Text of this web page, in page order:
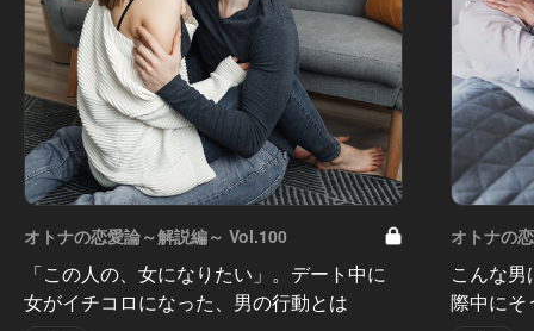
オトナの恋愛論～解説編～ Vol.100
「この人の、女になりたい」。デート中に
女がイチコロになった、男の行動とは
オトナの
こんな男
際中に